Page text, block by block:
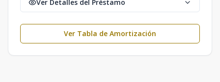
Ver Detalles del Préstamo
Ver Tabla de Amortización